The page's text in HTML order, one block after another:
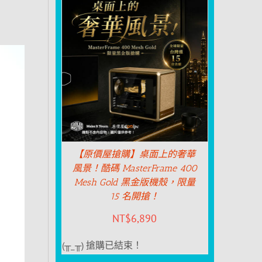
【原價屋搶購】桌面上的奢華
風景！酷碼 MasterFrame 400
Mesh Gold 黑金版機殼，限量
15 名開搶！
NT$6,890
(╥_╥) 搶購已結束！